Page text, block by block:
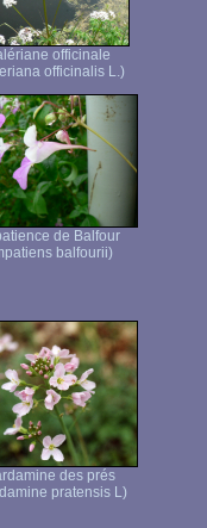
officinale
officinalis L.)
de Balfour
balfourii)
des prés
pratensis L)